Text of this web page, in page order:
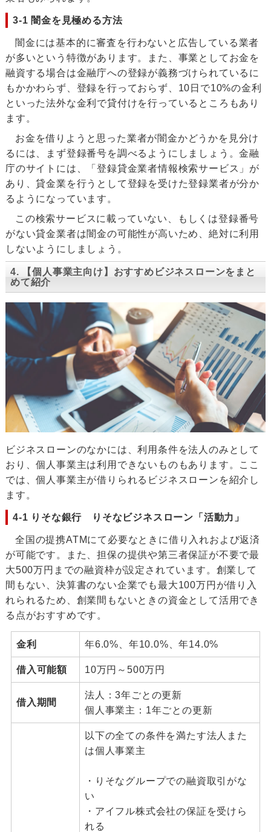
3-1 闇金を見極める方法
闇金には基本的に審査を行わないと広告している業者
が多いという特徴があります。また、事業としてお金を
融資する場合は金融庁への登録が義務づけられているに
もかかわらず、登録を行っておらず、10日で10%の金利
といった法外な金利で貸付けを行っているところもあり
ます。
お金を借りようと思った業者が闇金かどうかを見分け
るには、まず登録番号を調べるようにしましょう。金融
庁のサイトには、「登録貸金業者情報検索サービス」が
あり、貸金業を行うとして登録を受けた登録業者が分か
るようになっています。
この検索サービスに載っていない、もしくは登録番号
がない貸金業者は闇金の可能性が高いため、絶対に利用
しないようにしましょう。
4. 【個人事業主向け】おすすめビジネスローンをまと
めて紹介
ビジネスローンのなかには、利用条件を法人のみとして
おり、個人事業主は利用できないものもあります。ここ
では、個人事業主が借りられるビジネスローンを紹介し
ます。
4-1 りそな銀行 りそなビジネスローン「活動力」
全国の提携ATMにて必要なときに借り入れおよび返済
が可能です。また、担保の提供や第三者保証が不要で最
大500万円までの融資枠が設定されています。創業して
間もない、決算書のない企業でも最大100万円が借り入
れられるため、創業間もないときの資金として活用でき
る点がおすすめです。
金利 年6.0%、年10.0%、年14.0%
借入可能額 10万円～500万円
借入期間
法人：3年ごとの更新
個人事業主：1年ごとの更新
以下の全ての条件を満たす法人また
は個人事業主
・りそなグループでの融資取引がな
い
・アイフル株式会社の保証を受けら
れる